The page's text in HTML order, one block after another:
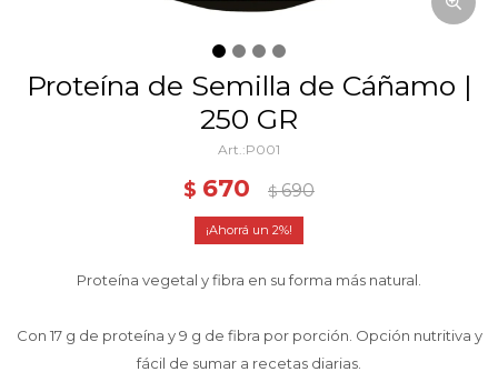
Proteína de Semilla de Cáñamo |
250 GR
P001
$ 670 $ 690
2
Proteína vegetal y fibra en su forma más natural.
Con 17 g de proteína y 9 g de fibra por porción. Opción nutritiva y
fácil de sumar a recetas diarias.